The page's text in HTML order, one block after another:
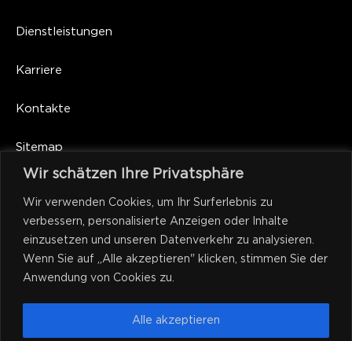
Wir schätzen Ihre Privatsphäre
Wir verwenden Cookies, um Ihr Surferlebnis zu
verbessern, personalisierte Anzeigen oder Inhalte
einzusetzen und unseren Datenverkehr zu analysieren.
Wenn Sie auf „Alle akzeptieren" klicken, stimmen Sie der
Anwendung von Cookies zu.
Alle akzeptieren
Dienstleistungen
Karriere
Kontakte
Sitemap
Rückruf